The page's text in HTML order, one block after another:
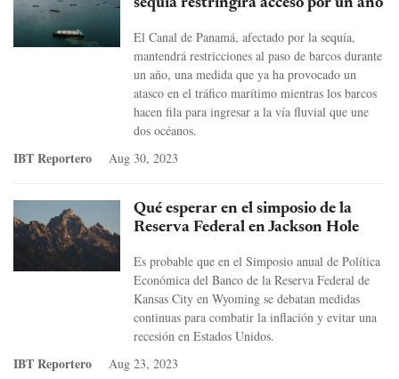
sequía restringirá acceso por un año
El Canal de Panamá, afectado por la sequía,
mantendrá restricciones al paso de barcos durante
un año, una medida que ya ha provocado un
atasco en el tráfico marítimo mientras los barcos
hacen fila para ingresar a la vía fluvial que une
dos océanos.
IBT Reportero Aug 30, 2023
Qué esperar en el simposio de la
Reserva Federal en Jackson Hole
Es probable que en el Simposio anual de Política
Económica del Banco de la Reserva Federal de
Kansas City en Wyoming se debatan medidas
continuas para combatir la inflación y evitar una
recesión en Estados Unidos.
IBT Reportero Aug 23, 2023